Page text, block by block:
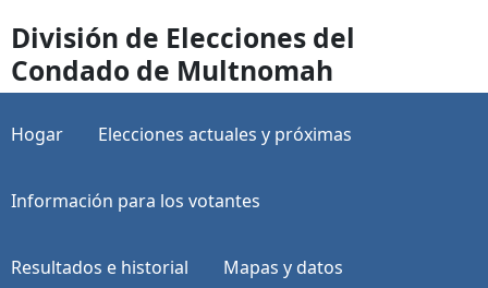
División de Elecciones del
Condado de Multnomah
Hogar Elecciones actuales y próximas
Información para los votantes
Resultados e historial Mapas y datos